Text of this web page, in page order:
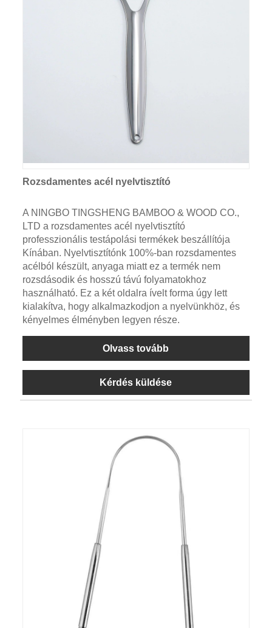
Rozsdamentes acél nyelvtisztító
A NINGBO TINGSHENG BAMBOO & WOOD CO.,
LTD a rozsdamentes acél nyelvtisztító
professzionális testápolási termékek beszállítója
Kínában. Nyelvtisztítónk 100%-ban rozsdamentes
acélból készült, anyaga miatt ez a termék nem
rozsdásodik és hosszú távú folyamatokhoz
használható. Ez a két oldalra ívelt forma úgy lett
kialakítva, hogy alkalmazkodjon a nyelvünkhöz, és
kényelmes élményben legyen része.
Olvass tovább
Kérdés küldése